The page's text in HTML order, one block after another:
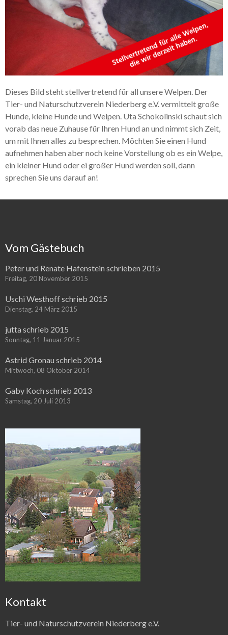
Dieses Bild steht stellvertretend für all unsere Welpen. Der
Tier- und Naturschutzverein Niederberg e.V. vermittelt große
Hunde, kleine Hunde und Welpen. Uta Schokolinski schaut sich
vorab das neue Zuhause für Ihren Hund an und nimmt sich Zeit,
um mit Ihnen alles zu besprechen. Möchten Sie einen Hund
aufnehmen haben aber noch keine Vorstellung ob es ein Welpe,
ein kleiner Hund oder ei großer Hund werden soll, dann
sprechen Sie uns darauf an!
Vom Gästebuch
Peter und Renate Hafenstein schrieben 2015
Freitag, 20 November 2015
Uschi Westhoff schrieb 2015
Dienstag, 24 März 2015
jutta schrieb 2015
Sonntag, 11 Januar 2015
Astrid Gronau schrieb 2014
Mittwoch, 08 Oktober 2014
Gaby Koch schrieb 2013
Samstag, 20 Juli 2013
Kontakt
Tier- und Naturschutzverein Niederberg e.V.